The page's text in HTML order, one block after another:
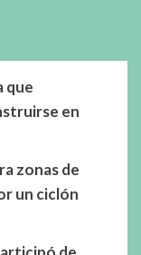
que
en
zonas de
un ciclón